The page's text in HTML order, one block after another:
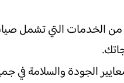
التي تشمل صيانة
الجودة والسلامة